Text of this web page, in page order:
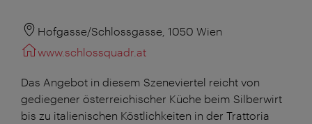
Hofgasse/Schlossgasse, 1050 Wien
www.schlossquadr.at
Das Angebot in diesem Szeneviertel reicht von
gediegener österreichischer Küche beim Silberwirt
bis zu italienischen Köstlichkeiten in der Trattoria